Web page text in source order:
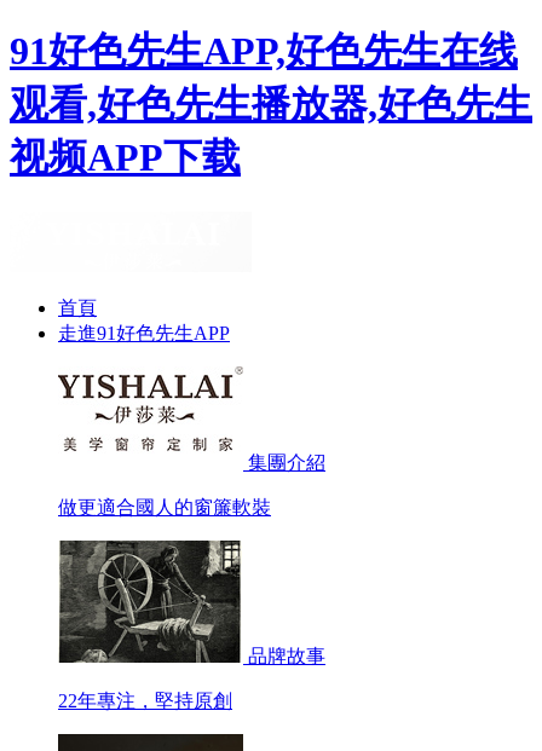
91好色先生APP,好色先生在线
观看,好色先生播放器,好色先生
视频APP下载
首頁
走進91好色先生APP
集團介紹
做更適合國人的窗簾軟裝
品牌故事
22年專注，堅持原創